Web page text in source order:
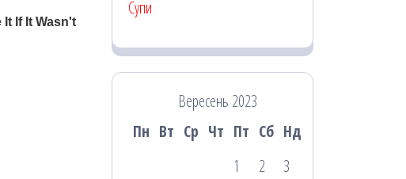
Супи
Вересень 2023
Пн Вт Ср Чт Пт Сб Нд
1
2
3